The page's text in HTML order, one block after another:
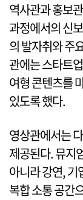
역사관과 홍보
과정에서의 신
의 발자취와 주
관에는 스타트
여형 콘텐츠를
있도록 했다.
영상관에서는
제공된다. 뮤지
아니라 강연, 기
복합 소통 공간